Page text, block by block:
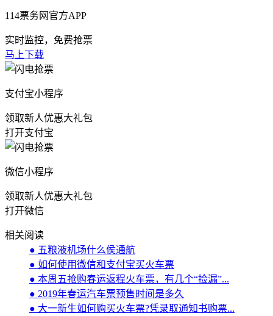
114票务网官方APP
实时监控，免费抢票
马上下载
支付宝小程序
领取新人优惠大礼包
打开支付宝
微信小程序
领取新人优惠大礼包
打开微信
相关阅读
● 五粮液机场什么侯通航
● 如何使用微信和支付宝买火车票
● 本周五抢购春运返程火车票，有几个“捡漏”...
● 2019年春运汽车票预售时间是多久
● 大一新生如何购买火车票?凭录取通知书购票...